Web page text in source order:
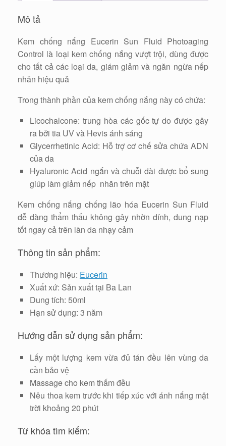
hóa
cho
số
lượng
Mô tả
Kem chống nắng Eucerin Sun Fluid Photoaging
Control là loại kem chống nắng vượt trội, dùng được
cho tất cả các loại da, giám giảm và ngăn ngừa nếp
nhăn hiệu quả
Trong thành phần của kem chống nắng này có chứa:
Licochalcone: trung hòa các gốc tự do được gây
ra bởi tia UV và Hevis ánh sáng
Glycerrhetinic Acid: Hỗ trợ cơ chế sửa chứa ADN
của da
Hyaluronic Acid ngắn và chuỗi dài được bổ sung
giúp làm giảm nếp nhăn trên mặt
Kem chống nắng chống lão hóa Eucerin Sun Fluid
dễ dàng thẩm thấu không gây nhờn dính, dung nạp
tốt ngay cả trên làn da nhạy cảm
Thông tin sản phẩm:
Thương hiệu: Eucerin
Xuất xứ: Sản xuất tại Ba Lan
Dung tích: 50ml
Hạn sử dụng: 3 năm
Hướng dẫn sử dụng sản phẩm:
Lấy một lượng kem vừa đủ tán đều lên vùng da
cần bảo vệ
Massage cho kem thấm đều
Nêu thoa kem trước khi tiếp xúc với ánh nắng mặt
trời khoảng 20 phút
Từ khóa tìm kiếm: